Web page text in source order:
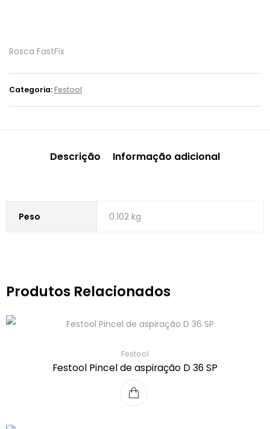
Rosca FastFix
Categoria: Festool
Descrição Informação adicional
Peso 0.102 kg
Produtos Relacionados
Festool
Festool Pincel de aspiração D 36 SP